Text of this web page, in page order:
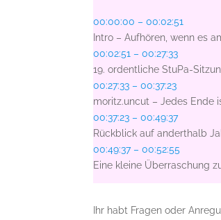
00:00:00 – 00:02:51
Intro – Aufhören, wenn es
00:02:51 – 00:27:33
19. ordentliche StuPa-
00:27:33 – 00:37:23
moritz.uncut – Jedes Ende
00:37:23 – 00:49:37
Rückblick auf anderthalb
00:49:37 – 00:52:55
Eine kleine Überraschung
Ihr habt Fragen oder